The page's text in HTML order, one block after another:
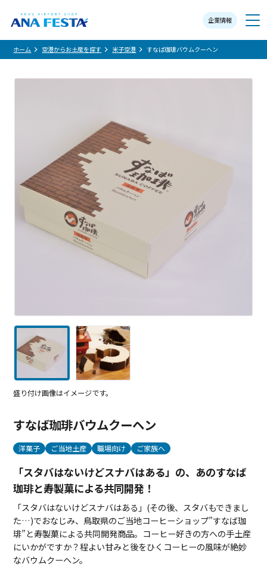
企業情報
メニュー
ホーム 空港からお土産を探す 米子空港 すなば珈琲バウムクーヘン
盛り付け画像はイメージです。
すなば珈琲バウムクーヘン
洋菓子 ご当地土産 職場向け ご家族へ
「スタバはないけどスナバはある」の、あのすなば
珈琲と寿製菓による共同開発！
「スタバはないけどスナバはある」(その後、スタバもできまし
た…)でおなじみ、鳥取県のご当地コーヒーショップ”すなば珈
琲”と寿製菓による共同開発商品。コーヒー好きの方への手土産
にいかがですか？程よい甘みと後をひくコーヒーの風味が絶妙
なバウムクーヘン。